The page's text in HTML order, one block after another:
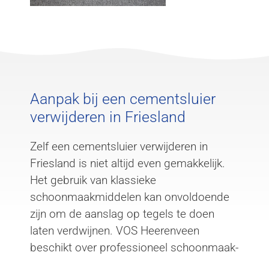
Aanpak bij een cementsluier
verwijderen in Friesland
Zelf een cementsluier verwijderen in
Friesland is niet altijd even gemakkelijk.
Het gebruik van klassieke
schoonmaakmiddelen kan onvoldoende
zijn om de aanslag op tegels te doen
laten verdwijnen. VOS Heerenveen
beschikt over professioneel schoonmaak-